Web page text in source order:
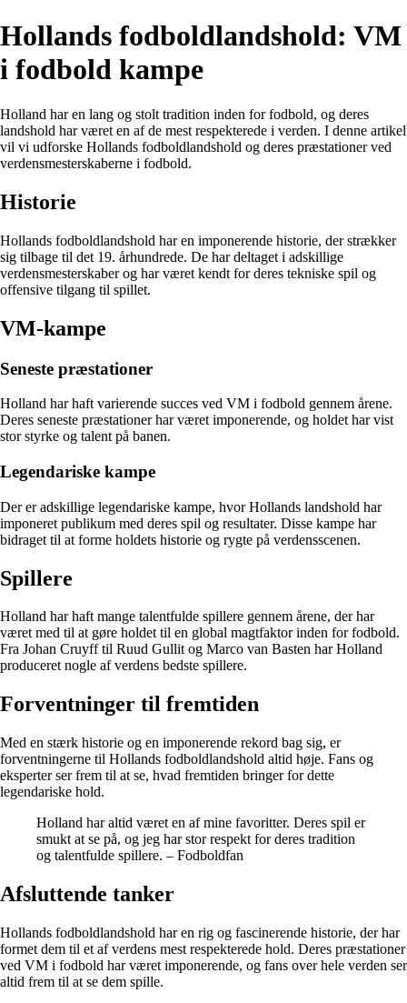
Hollands fodboldlandshold: VM
i fodbold kampe
Holland har en lang og stolt tradition inden for fodbold, og deres
landshold har været en af de mest respekterede i verden. I denne artikel
vil vi udforske Hollands fodboldlandshold og deres præstationer ved
verdensmesterskaberne i fodbold.
Historie
Hollands fodboldlandshold har en imponerende historie, der strækker
sig tilbage til det 19. århundrede. De har deltaget i adskillige
verdensmesterskaber og har været kendt for deres tekniske spil og
offensive tilgang til spillet.
VM-kampe
Seneste præstationer
Holland har haft varierende succes ved VM i fodbold gennem årene.
Deres seneste præstationer har været imponerende, og holdet har vist
stor styrke og talent på banen.
Legendariske kampe
Der er adskillige legendariske kampe, hvor Hollands landshold har
imponeret publikum med deres spil og resultater. Disse kampe har
bidraget til at forme holdets historie og rygte på verdensscenen.
Spillere
Holland har haft mange talentfulde spillere gennem årene, der har
været med til at gøre holdet til en global magtfaktor inden for fodbold.
Fra Johan Cruyff til Ruud Gullit og Marco van Basten har Holland
produceret nogle af verdens bedste spillere.
Forventninger til fremtiden
Med en stærk historie og en imponerende rekord bag sig, er
forventningerne til Hollands fodboldlandshold altid høje. Fans og
eksperter ser frem til at se, hvad fremtiden bringer for dette
legendariske hold.
Holland har altid været en af mine favoritter. Deres spil er
smukt at se på, og jeg har stor respekt for deres tradition
og talentfulde spillere. – Fodboldfan
Afsluttende tanker
Hollands fodboldlandshold har en rig og fascinerende historie, der har
formet dem til et af verdens mest respekterede hold. Deres præstationer
ved VM i fodbold har været imponerende, og fans over hele verden ser
altid frem til at se dem spille.